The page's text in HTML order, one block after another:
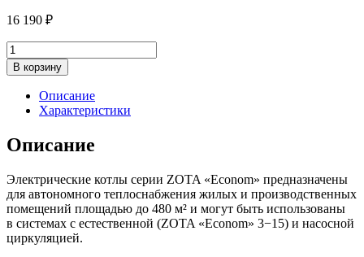
16 190 ₽
Электрокотел
ZOTA
ECONOM
quantity
В корзину
Описание
Характеристики
Описание
Электрические котлы серии ZOTA «Econom» предназначены
для автономного теплоснабжения жилых и производственных
помещений площадью до 480 м² и могут быть использованы
в системах с естественной (ZOTA «Econom» 3−15) и насосной
циркуляцией.